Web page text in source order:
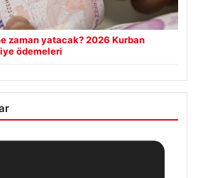
zaman yatacak? 2026 Kurban
ödemeleri